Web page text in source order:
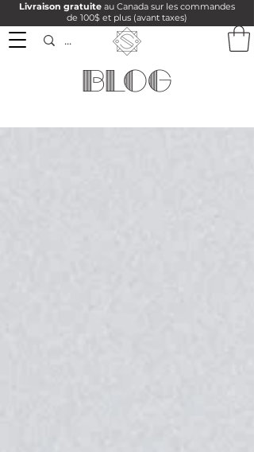
Livraison gratuite au Canada sur les commandes
de 100$ et plus (avant taxes)
BLOG